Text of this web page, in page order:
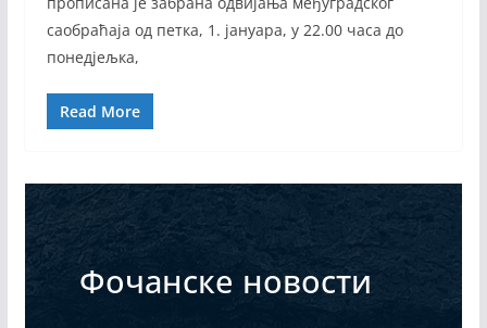
саобраћаја од петка, 1. јануара, у 22.00 часа до
понедјељка,
Read More
Фочанске новости